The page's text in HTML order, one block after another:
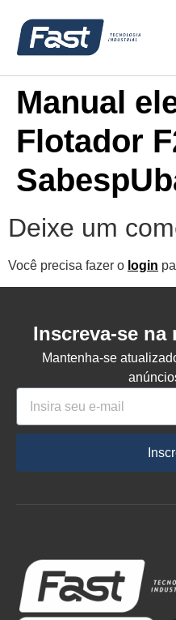
Manual
Flotador
Deixe um
Você precisa fazer o login
Inscreva-se na
Mantenha-se